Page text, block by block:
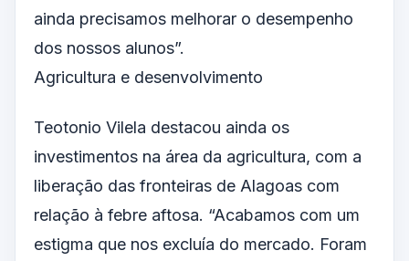
ainda precisamos melhorar o desempenho
dos nossos alunos”.
Agricultura e desenvolvimento
Teotonio Vilela destacou ainda os
investimentos na área da agricultura, com a
liberação das fronteiras de Alagoas com
relação à febre aftosa. “Acabamos com um
estigma que nos excluía do mercado. Foram